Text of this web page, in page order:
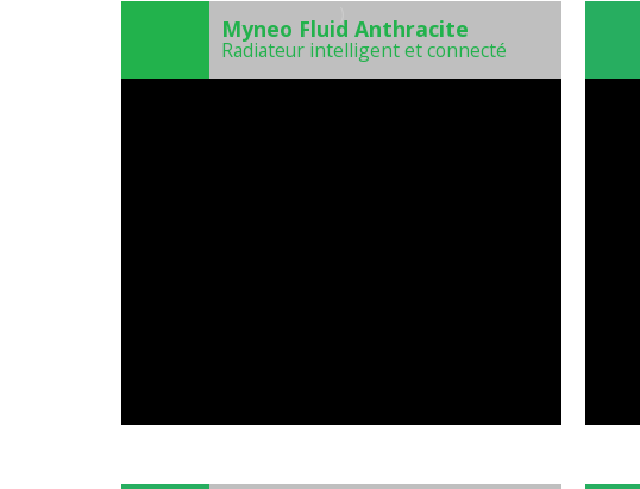
Myneo Fluid Anthracite
Radiateur intelligent et connecté